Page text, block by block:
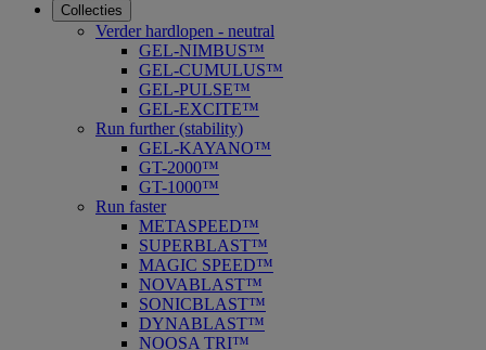
Collecties
Verder hardlopen - neutral
GEL-NIMBUS™
GEL-CUMULUS™
GEL-PULSE™
GEL-EXCITE™
Run further (stability)
GEL-KAYANO™
GT-2000™
GT-1000™
Run faster
METASPEED™
SUPERBLAST™
MAGIC SPEED™
NOVABLAST™
SONICBLAST™
DYNABLAST™
NOOSA TRI™